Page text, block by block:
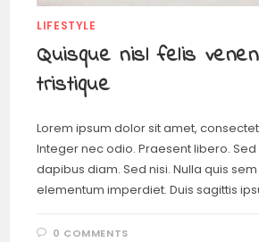
LIFESTYLE
Quisque nisl felis
tristique
Lorem ipsum dolor sit amet,
Integer nec odio. Praesent libero.
dapibus diam. Sed nisi. Nulla quis
elementum imperdiet. Duis sagittis
0 COMMENTS